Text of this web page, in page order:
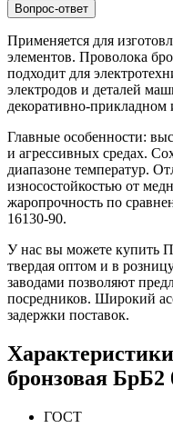
Вопрос-ответ
Применяется для
элементов. Проволока
подходит для
электродов и деталей
декоративно-прикладном
Главные особенности:
и агрессивных средах.
диапазоне температур.
износостойкостью от
жаропрочность по
16130-90.
У нас вы можете купить
твердая оптом и в
заводами позволяют
посредников. Широкий
задержки поставок.
бронзовая БрБ2
ГОСТ